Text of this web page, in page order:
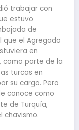
trabajar con
estuvo
de
que el Agregado
en
como parte de la
turcas en
su cargo. Pero
conoce como
de Turquía,
chavismo.